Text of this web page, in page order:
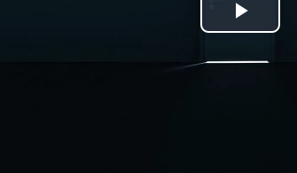
Toista
Video